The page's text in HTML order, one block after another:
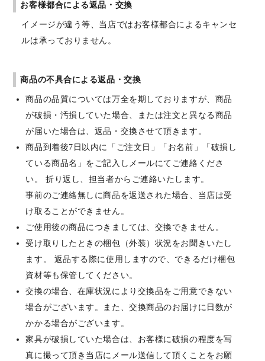
お客様都合による返品・交換
イメージが違う等、当店ではお客様都合によるキャンセ
ルは承っておりません。
商品の不具合による返品・交換
商品の品質については万全を期しておりますが、商品
が破損・汚損していた場合、または注文と異なる商品
が届いた場合は、返品・交換させて頂きます。
商品到着後7日以内に「ご注文日」「お名前」「破損し
ている商品名」をご記入しメールにてご連絡くださ
い。 折り返し、担当者からご連絡いたします。
事前のご連絡無しに商品を返送された場合、当店は受
け取ることができません。
ご使用後の商品につきましては、交換できません。
受け取りしたときの梱包（外装）状況をお聞きいたし
ます。 返品する際に使用しますので、できるだけ梱包
資材等も保管してください。
交換の場合、在庫状況により交換品をご用意できない
場合がございます。また、交換商品のお届けに日数が
かかる場合がございます。
家具が破損していた場合は、お客様に破損の程度を写
真に撮って頂き当店にメール送信して頂くことをお願